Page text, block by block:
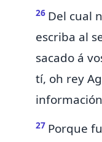
26 Del cual
escriba al
sacado á
tí, oh rey
27 Porque